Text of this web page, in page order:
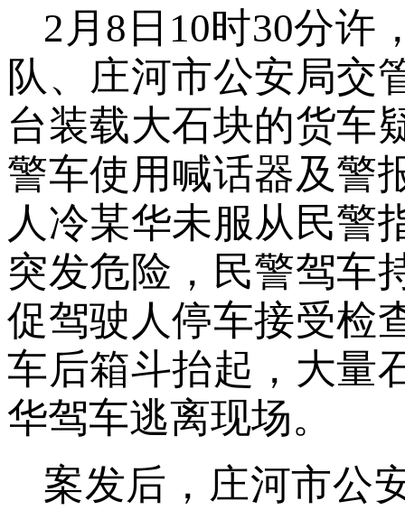
2月8日10时30分许
队、庄河市公安局交
台装载大石块的货车
警车使用喊话器及警
人冷某华未服从民警
突发危险，民警驾车
促驾驶人停车接受检
车后箱斗抬起，大量
华驾车逃离现场。
案发后，庄河市公